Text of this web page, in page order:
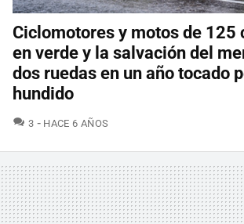
Ciclomotores y motos de 125
en verde y la salvación del
dos ruedas en un año tocado
hundido
3 COMENTARIOS
HACE 6 AÑOS